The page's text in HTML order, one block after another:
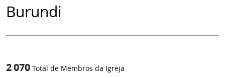
Burundi
2 070 Total de Membros da Igreja